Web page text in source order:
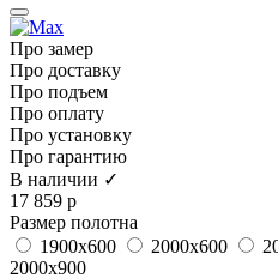
Про замер
Про доставку
Про подъем
Про оплату
Про установку
Про гарантию
В наличии ✓
17 859 р
Размер полотна
1900x600
2000x600
2000x900